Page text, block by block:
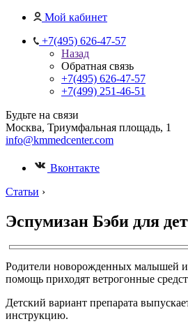
Мой кабинет
+7(495) 626-47-57
Назад
Обратная связь
+7(495) 626-47-57
+7(499) 251-46-51
Будьте на связи
Москва, Триумфальная площадь, 1
info@kmmedcenter.com
Вконтакте
Статьи ›
Эспумизан Бэби для
Родители новорожденных малышей и
помощь приходят ветрогонные
Детский вариант препарата
инструкцию.